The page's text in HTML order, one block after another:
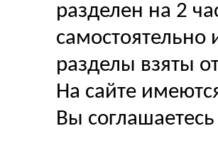
разделен на 2
самостоятельно
разделы взяты
На сайте
Вы